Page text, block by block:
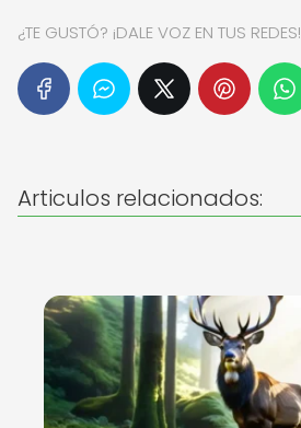
¿TE GUSTÓ? ¡DALE VOZ EN TUS REDES!
Articulos relacionados: